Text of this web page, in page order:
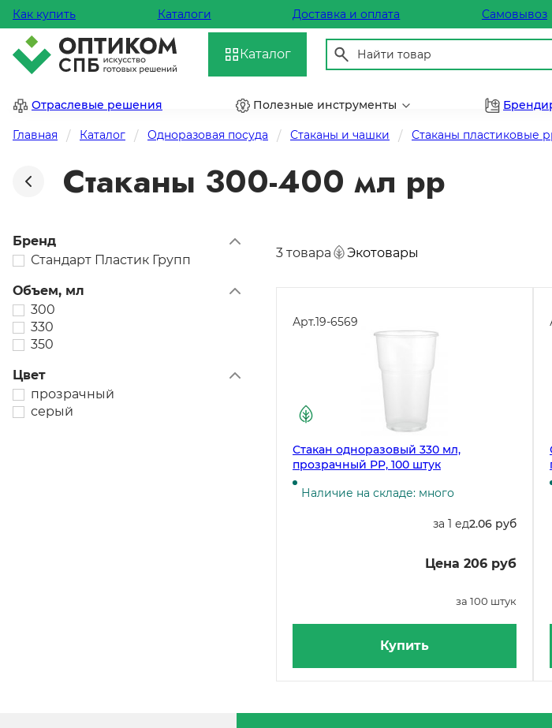
Как купить Каталоги Доставка и оплата Самовывоз
Каталог
Отраслевые решения Полезные инструменты
Главная Каталог Одноразовая посуда Стаканы и чашки Стаканы пластиковые
Стаканы 300-400 мл pp
Бренд
Стандарт Пластик Групп
Объем, мл
300
330
350
Цвет
прозрачный
серый
3 товара Экотовары
Арт.19-6569
Стакан одноразовый 330 мл,
прозрачный PP, 100 штук
Наличие на складе: много
за 1 ед2.06 руб
Цена 206 руб
за 100 штук
Купить